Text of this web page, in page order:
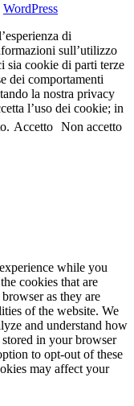
WordPress
di
sull’utilizzo
sia cookie di parti terze
dei comportamenti
la nostra privacy
l’uso dei cookie; in
Accetto Non accetto
while you
cookies that are
as they are
of the website. We
and understand how
in your browser
to opt-out of these
may affect your